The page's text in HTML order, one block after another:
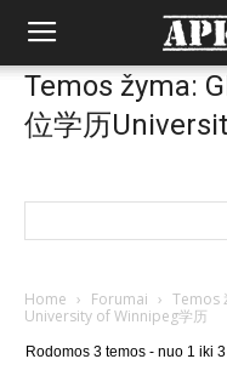
Temos žyma:
位学历
Home › Forumai › Temos
University of Winnipeg学历
Rodomos 3 temos - nuo 1 iki